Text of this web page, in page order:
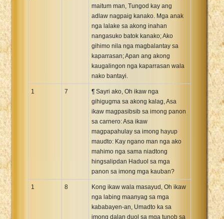
maitum man, Tungod kay ang
adlaw nagpaig kanako. Mga anak
nga lalake sa akong inahan
nangasuko batok kanako; Ako
gihimo nila nga magbalantay sa
kaparrasan; Apan ang akong
kaugalingon nga kaparrasan wala
nako bantayi.
1 7
¶ Sayri ako, Oh ikaw nga
gihigugma sa akong kalag, Asa
ikaw magpasibsib sa imong panon
sa carnero: Asa ikaw
magpapahulay sa imong hayup
maudto: Kay ngano man nga ako
mahimo nga sama niadtong
hingsalipdan Haduol sa mga
panon sa imong mga kauban?
1 8
Kong ikaw wala masayud, Oh ikaw
nga labing maanyag sa mga
kababayen-an, Umadto ka sa
imong dalan duol sa mga tunob sa